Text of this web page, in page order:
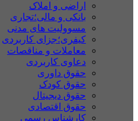
اراضی و املاک
بانکی و مالی؛تجاری
مسوولیت های مدنی
کیفری؛جزای کاربردی
معاملات و مناقصات
دعاوی کاربردی
حقوق داوری
حقوق کودک
حقوق دیجیتال
حقوق اقتصادی
کارشناس رسمی